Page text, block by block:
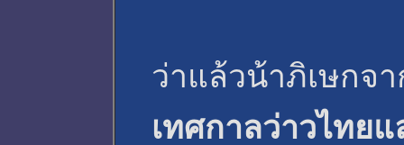
ว่าแล้วน้าภิเษกจ
เทศกาลว่าวไทย